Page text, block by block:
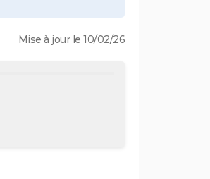
Mise à jour le 10/02/26